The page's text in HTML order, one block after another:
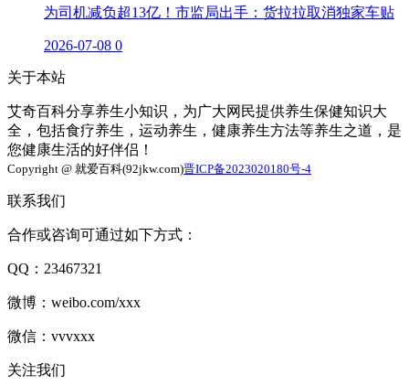
为司机减负超13亿！市监局出手：货拉拉取消独家车贴
2026-07-08 0
关于本站
艾奇百科分享养生小知识，为广大网民提供养生保健知识大
全，包括食疗养生，运动养生，健康养生方法等养生之道，是
您健康生活的好伴侣！
Copyright @ 就爱百科(92jkw.com)晋ICP备2023020180号-4
联系我们
合作或咨询可通过如下方式：
QQ：23467321
微博：weibo.com/xxx
微信：vvvxxx
关注我们